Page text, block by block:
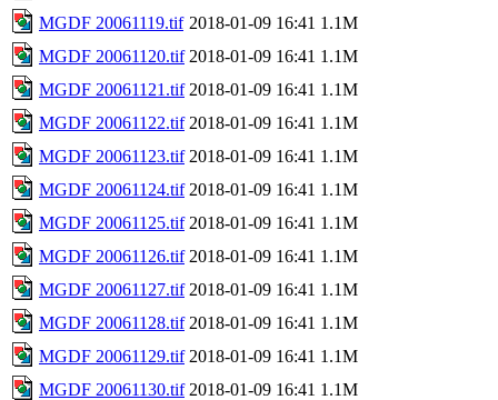
MGDF 20061119.tif 2018-01-09 16:41 1.1M
MGDF 20061120.tif 2018-01-09 16:41 1.1M
MGDF 20061121.tif 2018-01-09 16:41 1.1M
MGDF 20061122.tif 2018-01-09 16:41 1.1M
MGDF 20061123.tif 2018-01-09 16:41 1.1M
MGDF 20061124.tif 2018-01-09 16:41 1.1M
MGDF 20061125.tif 2018-01-09 16:41 1.1M
MGDF 20061126.tif 2018-01-09 16:41 1.1M
MGDF 20061127.tif 2018-01-09 16:41 1.1M
MGDF 20061128.tif 2018-01-09 16:41 1.1M
MGDF 20061129.tif 2018-01-09 16:41 1.1M
MGDF 20061130.tif 2018-01-09 16:41 1.1M